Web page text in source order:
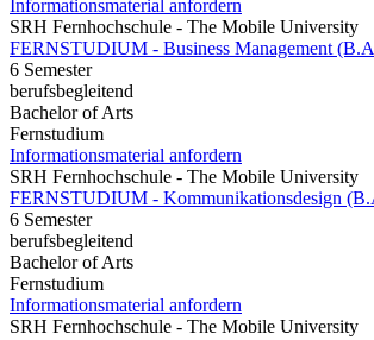
Informationsmaterial anfordern
SRH Fernhochschule - The Mobile University
FERNSTUDIUM - Business Management
6 Semester
berufsbegleitend
Bachelor of Arts
Fernstudium
Informationsmaterial anfordern
SRH Fernhochschule - The Mobile University
FERNSTUDIUM - Kommunikationsdesign
6 Semester
berufsbegleitend
Bachelor of Arts
Fernstudium
Informationsmaterial anfordern
SRH Fernhochschule - The Mobile University